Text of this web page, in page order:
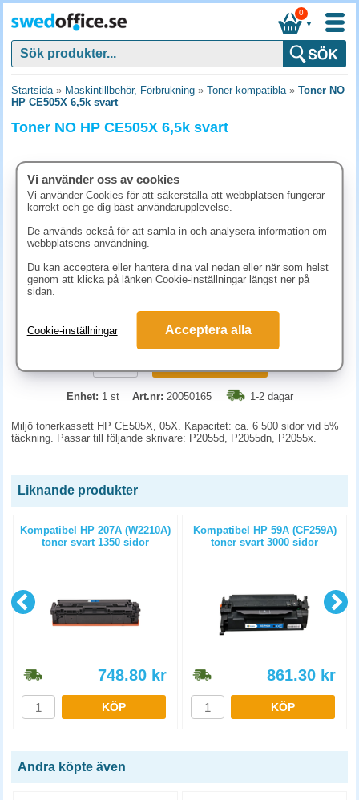
▼
0
Startsida» Maskintillbehör, Förbrukning » Toner kompatibla» Toner NO
HP CE505X 6,5k svart
Toner NO HP CE505X 6,5k svart
562.50 kr (inkl. moms)
Enhet: 1 st Art.nr: 20050165 1-2 dagar
Miljö tonerkassett HP CE505X, 05X. Kapacitet: ca. 6 500 sidor vid 5%
täckning. Passar till följande skrivare: P2055d, P2055dn, P2055x.
Liknande produkter
Kompatibel HP 207A (W2210A)
toner svart 1350 sidor
748.80 kr
KÖP
Kompatibel HP 59A (CF259A)
toner svart 3000 sidor
861.30 kr
KÖP
Andra köpte även
Vi använder oss av cookies
Vi använder Cookies för att säkerställa att webbplatsen fungerar
korrekt och ge dig bäst användarupplevelse.
De används också för att samla in och analysera information om
webbplatsens användning.
Du kan acceptera eller hantera dina val nedan eller när som helst
genom att klicka på länken Cookie-inställningar längst ner på
sidan.
Cookie-inställningar Acceptera alla